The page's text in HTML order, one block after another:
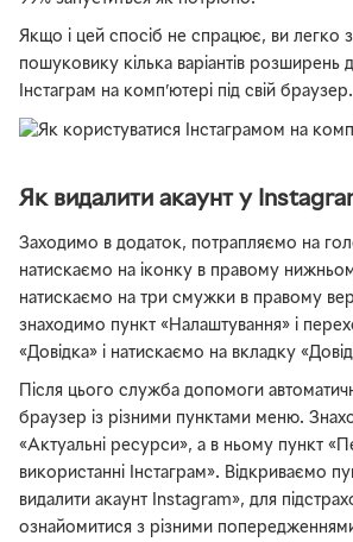
Якщо і цей спосіб не спрацює, ви легко
пошуковику кілька варіантів розширень
Інстаграм на комп’ютері під свій браузер.
Як видалити акаунт у
Заходимо в додаток, потрапляємо на
натискаємо на іконку в правому
натискаємо на три смужки в правому
знаходимо пункт «Налаштування» і
«Довідка» і натискаємо на вкладку
Після цього служба допомоги
браузер із різними пунктами меню.
«Актуальні ресурси», а в ньому пункт
використанні Інстаграм». Відкриваємо
видалити акаунт Instagram», для
ознайомитися з різними